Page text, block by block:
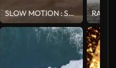
SLOW MOTION : Surfeur chevauche une grosse vague et s’écrase dans l’océan un soir d’été.